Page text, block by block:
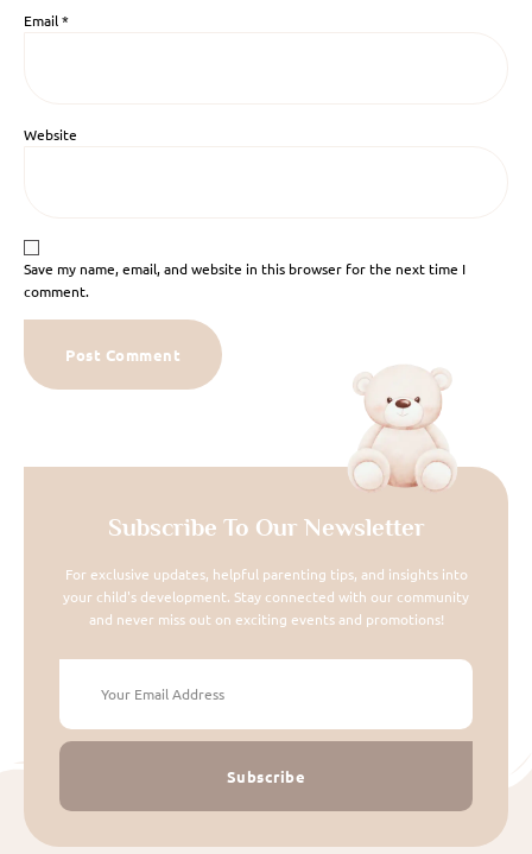
Email*
Website
Save my name, email, and website in this browser for the next time I
comment.
Subscribe To Our Newsletter
For exclusive updates, helpful parenting tips, and insights into
your child's development. Stay connected with our community
and never miss out on exciting events and promotions!
Subscribe